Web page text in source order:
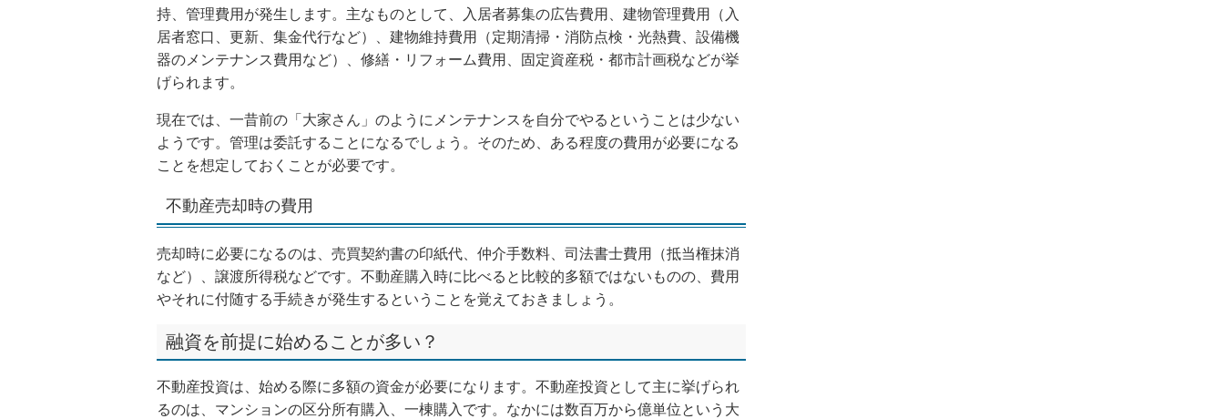
持、管理費用が発生します。主なものとして、入居者募集の広告費用、建物管理費用（入
居者窓口、更新、集金代行など）、建物維持費用（定期清掃・消防点検・光熱費、設備機
器のメンテナンス費用など）、修繕・リフォーム費用、固定資産税・都市計画税などが挙
げられます。
現在では、一昔前の「大家さん」のようにメンテナンスを自分でやるということは少ない
ようです。管理は委託することになるでしょう。そのため、ある程度の費用が必要になる
ことを想定しておくことが必要です。
不動産売却時の費用
売却時に必要になるのは、売買契約書の印紙代、仲介手数料、司法書士費用（抵当権抹消
など）、譲渡所得税などです。不動産購入時に比べると比較的多額ではないものの、費用
やそれに付随する手続きが発生するということを覚えておきましょう。
融資を前提に始めることが多い？
不動産投資は、始める際に多額の資金が必要になります。不動産投資として主に挙げられ
るのは、マンションの区分所有購入、一棟購入です。なかには数百万から億単位という大